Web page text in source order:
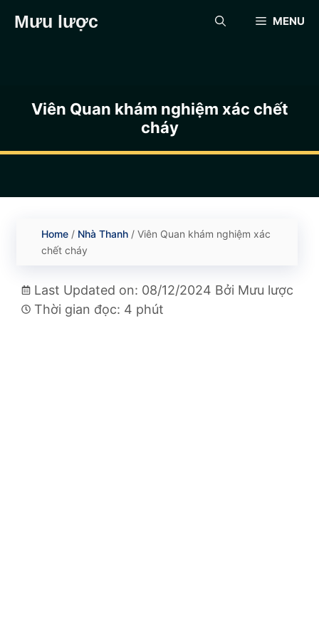
đếnMưu lược MENU
Viên Quan khám nghiệm xác chết
cháy
Home / Nhà Thanh / Viên Quan khám nghiệm xác
chết cháy
Last Updated on: 08/12/2024 Bởi Mưu lược
Thời gian đọc: 4 phút